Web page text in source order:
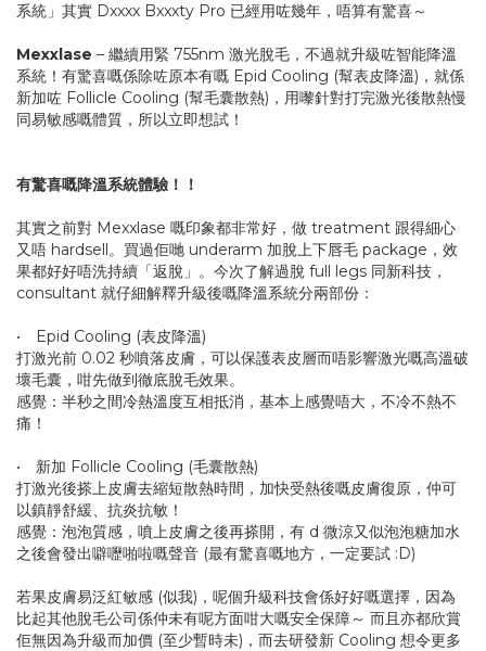
系統」其實 Dxxxx Bxxxty Pro 已經用咗幾年，唔算有驚喜～
Mexxlase – 繼續用緊 755nm 激光脫毛，不過就升級咗智能降溫
系統！有驚喜嘅係除咗原本有嘅 Epid Cooling (幫表皮降溫)，就係
新加咗 Follicle Cooling (幫毛囊散熱)，用嚟針對打完激光後散熱慢
同易敏感嘅體質，所以立即想試！
有驚喜嘅降溫系統體驗！！
其實之前對 Mexxlase 嘅印象都非常好，做 treatment 跟得細心
又唔 hardsell。買過佢哋 underarm 加脫上下唇毛 package，效
果都好好唔洗持續「返脫」。今次了解過脫 full legs 同新科技，
consultant 就仔細解釋升級後嘅降溫系統分兩部份：
• Epid Cooling (表皮降溫)
打激光前 0.02 秒噴落皮膚，可以保護表皮層而唔影響激光嘅高溫破
壞毛囊，咁先做到徹底脫毛效果。
感覺：半秒之間冷熱溫度互相抵消，基本上感覺唔大，不冷不熱不
痛！
• 新加 Follicle Cooling (毛囊散熱)
打激光後搽上皮膚去縮短散熱時間，加快受熱後嘅皮膚復原，仲可
以鎮靜舒緩、抗炎抗敏！
感覺：泡泡質感，噴上皮膚之後再搽開，有 d 微涼又似泡泡糖加水
之後會發出噼嚦啪啦嘅聲音 (最有驚喜嘅地方，一定要試 :D)
若果皮膚易泛紅敏感 (似我)，呢個升級科技會係好好嘅選擇，因為
比起其他脫毛公司係仲未有呢方面咁大嘅安全保障～ 而且亦都欣賞
佢無因為升級而加價 (至少暫時未)，而去研發新 Cooling 想令更多